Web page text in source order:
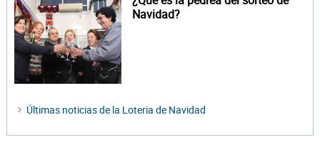
Navidad?
Últimas noticias de la Loteria de Navidad